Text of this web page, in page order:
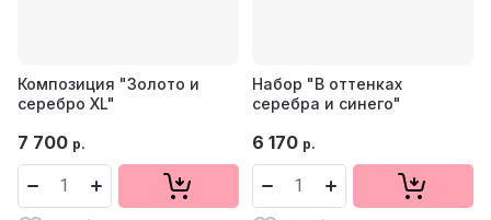
Композиция "Золото и
серебро XL"
7 700 р.
Набор "В оттенках
серебра и синего"
6 170 р.